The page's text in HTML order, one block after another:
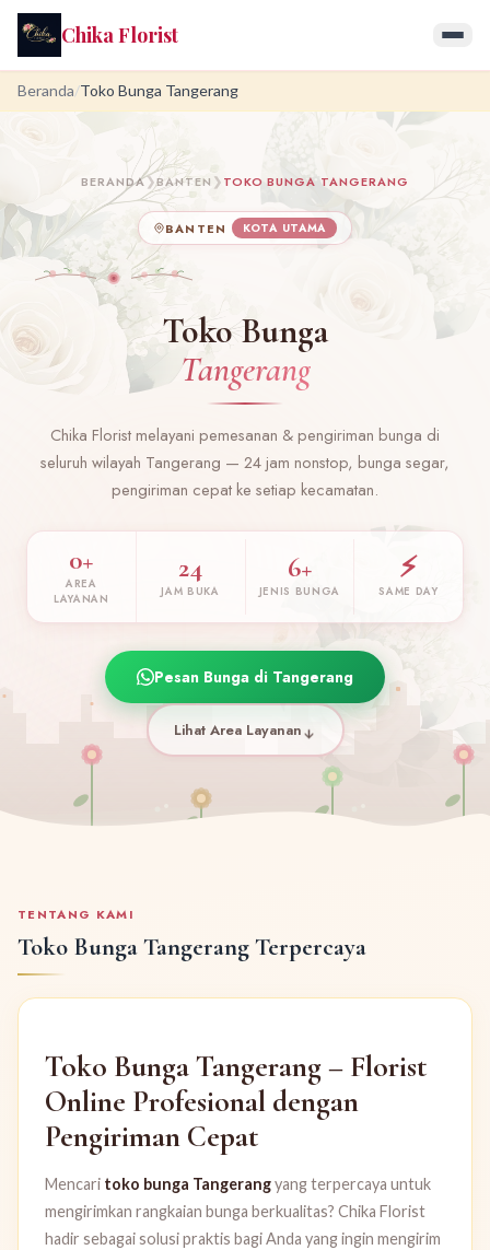
Chika Florist
Beranda/Toko Bunga Tangerang
BERANDA❯BANTEN ❯TOKO BUNGA TANGERANG
BANTEN KOTA UTAMA
Toko Bunga
Tangerang
Chika Florist melayani pemesanan & pengiriman bunga di
seluruh wilayah Tangerang — 24 jam nonstop, bunga segar,
pengiriman cepat ke setiap kecamatan.
0+
AREA
LAYANAN
24
JAM BUKA
6+
JENIS BUNGA
⚡
SAME DAY
Pesan Bunga di Tangerang
Lihat Area Layanan
TENTANG KAMI
Toko Bunga Tangerang Terpercaya
Toko Bunga Tangerang – Florist
Online Profesional dengan
Pengiriman Cepat
Mencari toko bunga Tangerangyang terpercaya untuk
mengirimkan rangkaian bunga berkualitas? Chika Florist
hadir sebagai solusi praktis bagi Anda yang ingin mengirim